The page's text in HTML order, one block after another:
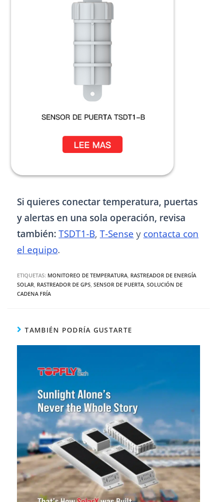
Si quieres conectar temperatura, puertas
y alertas en una sola operación, revisa
también: TSDT1-B, T-Sense y contacta con
el equipo.
ETIQUETAS: MONITOREO DE TEMPERATURA, RASTREADOR DE ENERGÍA
SOLAR, RASTREADOR DE GPS, SENSOR DE PUERTA, SOLUCIÓN DE
CADENA FRÍA
TAMBIÉN PODRÍA GUSTARTE